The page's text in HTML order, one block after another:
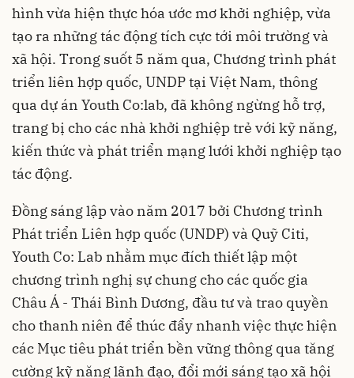
hình vừa hiện thực hóa ước mơ khởi nghiệp, vừa
tạo ra những tác động tích cực tới môi trường và
xã hội. Trong suốt 5 năm qua, Chương trình phát
triển liên hợp quốc, UNDP tại Việt Nam, thông
qua dự án Youth Co:lab, đã không ngừng hỗ trợ,
trang bị cho các nhà khởi nghiệp trẻ với kỹ năng,
kiến thức và phát triển mạng lưới khởi nghiệp tạo
tác động.
Đồng sáng lập vào năm 2017 bởi Chương trình
Phát triển Liên hợp quốc (UNDP) và Quỹ Citi,
Youth Co: Lab nhằm mục đích thiết lập một
chương trình nghị sự chung cho các quốc gia
Châu Á - Thái Bình Dương, đầu tư và trao quyền
cho thanh niên để thúc đẩy nhanh việc thực hiện
các Mục tiêu phát triển bền vững thông qua tăng
cường kỹ năng lãnh đạo, đổi mới sáng tạo xã hội